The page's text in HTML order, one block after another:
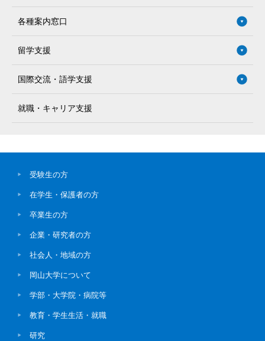
各種案内窓口
留学支援
国際交流・語学支援
就職・キャリア支援
受験生の方
在学生・保護者の方
卒業生の方
企業・研究者の方
社会人・地域の方
岡山大学について
学部・大学院・病院等
教育・学生生活・就職
研究